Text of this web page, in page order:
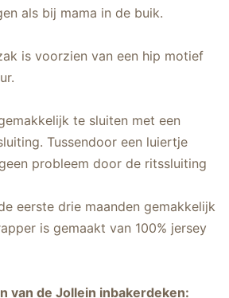
als bij mama in de buik.
is voorzien van een hip motief
te sluiten met een
Tussendoor een luiertje
probleem door de ritssluiting
eerste drie maanden gemakkelijk
is gemaakt van 100% jersey
van de Jollein inbakerdeken: